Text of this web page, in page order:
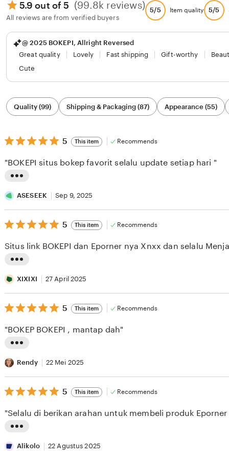
5.9 out of 5 (99.8k reviews)
All reviews are from verified buyers
5/5 Item quality 5/5
@ 2025 BOKEPI, Allright Reversed
Great quality
Lovely Fast shipping Gift-worthy
Cute
Filter
by
category
Quality (99) Shipping & Packaging (87) Appearance (55)
5
out
5
stars
5 This item Recommends
i
s
t
n
r
e
v
e
b
y
A
E
E
"BOKEPI situs bokep favorit selalu update setiap hari "
ASESEEK Sep 9, 2025
5
out
5
stars
5 This item Recommends
i
s
t
n
r
e
v
e
b
Situs link BOKEPI dan Eporner nya Xnxx dan selalu
XIXIXI 27 April 2025
5
out
5
stars
5 This item Recommends
i
s
t
n
r
"BOKEP BOKEPI , mantap dah"
Rendy 22 Mei 2025
5
out
5
stars
5 This item Recommends
i
"Selalu di berikan arahan untuk membeli produk Eporner
Alikolo 22 Agustus 2025